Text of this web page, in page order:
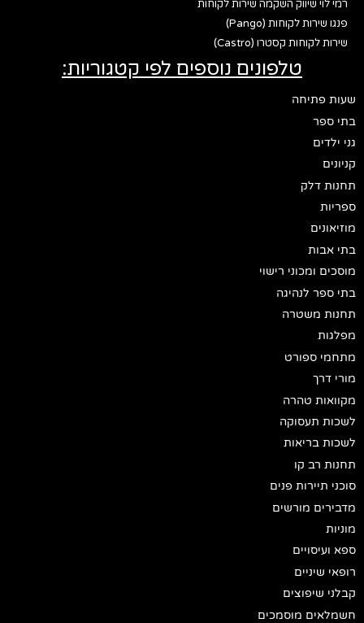
רמי לוי שיווק השקמה שירות לקוחות
פנגו שירות לקוחות (Pango)
שירות לקוחות קסטרו (Castro)
טלפונים נוספים לפי קטגוריות:
שעות פתיחה
בתי ספר
גני ילדים
קניונים
תחנות דלק
ספריות
מוזיאונים
בתי אבות
מוסכים ומכוני רישוי
בתי ספר לנהיגה
תחנות משטרה
מפלגות
מתחמי ספורט
מורי דרך
מקוואות טהרה
לשכות תעסוקה
לשכות בריאות
תחנות רב קו
סוכני תיירות פנים
מדבירים מורשים
מוניות
ספא ועיסויים
רופאי שיניים
קבלני שיפוצים
חשמלאים מוסמכים